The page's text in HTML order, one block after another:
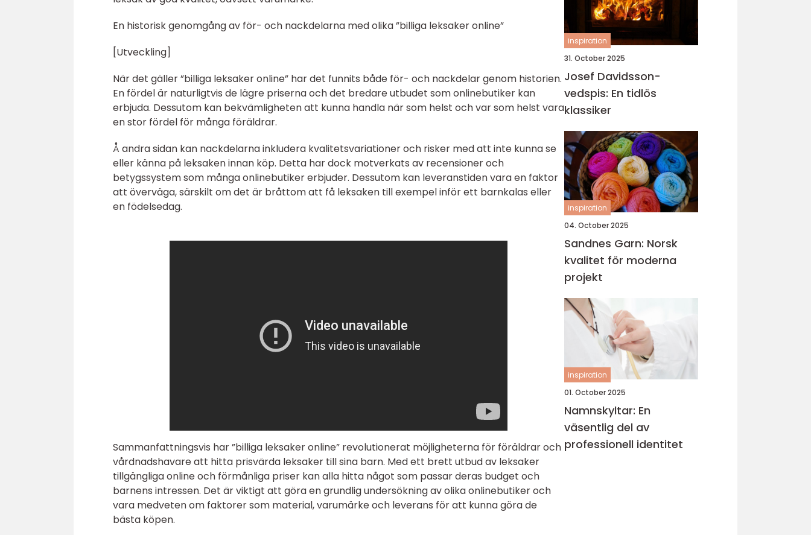
En historisk genomgång av för- och nackdelarna med olika ”billiga leksaker online”
[Utveckling]
När det gäller ”billiga leksaker online” har det funnits både för- och nackdelar genom historien.
En fördel är naturligtvis de lägre priserna och det bredare utbudet som onlinebutiker kan
erbjuda. Dessutom kan bekvämligheten att kunna handla när som helst och var som helst vara
en stor fördel för många föräldrar.
Å andra sidan kan nackdelarna inkludera kvalitetsvariationer och risker med att inte kunna se
eller känna på leksaken innan köp. Detta har dock motverkats av recensioner och
betygssystem som många onlinebutiker erbjuder. Dessutom kan leveranstiden vara en faktor
att överväga, särskilt om det är bråttom att få leksaken till exempel inför ett barnkalas eller
en födelsedag.
Sammanfattningsvis har ”billiga leksaker online” revolutionerat möjligheterna för föräldrar och
vårdnadshavare att hitta prisvärda leksaker till sina barn. Med ett brett utbud av leksaker
tillgängliga online och förmånliga priser kan alla hitta något som passar deras budget och
barnens intressen. Det är viktigt att göra en grundlig undersökning av olika onlinebutiker och
vara medveten om faktorer som material, varumärke och leverans för att kunna göra de
bästa köpen.
inspiration
31. October 2025
Josef Davidsson-
vedspis: En tidlös
klassiker
inspiration
04. October 2025
Sandnes Garn: Norsk
kvalitet för moderna
projekt
inspiration
01. October 2025
Namnskyltar: En
väsentlig del av
professionell identitet